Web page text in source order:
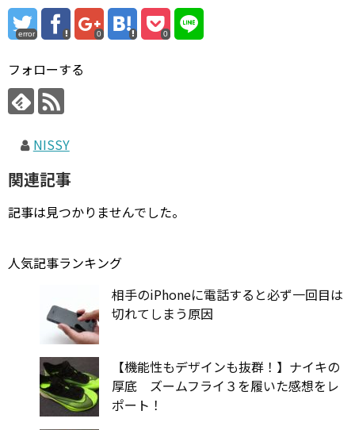
error 0 0
フォローする
NISSY
関連記事
記事は見つかりませんでした。
人気記事ランキング
相手のiPhoneに電話すると必ず一回目は
切れてしまう原因
【機能性もデザインも抜群！】ナイキの
厚底 ズームフライ３を履いた感想をレ
ポート！